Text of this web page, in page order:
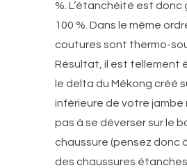
%. L’étanchéité est
100 %. Dans le même
coutures sont thermo-
Résultat, il est tellement
le delta du Mékong créé
inférieure de votre jambe
pas à se déverser sur le
chaussure (pensez donc
des chaussures